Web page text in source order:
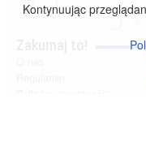
Kontynuując